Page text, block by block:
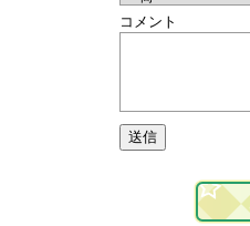
コメント